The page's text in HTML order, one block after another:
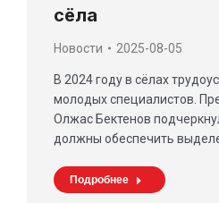
сёла
Новости 2025-08-05
В 2024 году в сёлах
молодых специалистов.
Олжас Бектенов
должны обеспечить
Подробнее